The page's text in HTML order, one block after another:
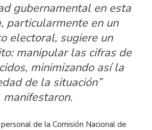
gubernamental en esta
particularmente en un
electoral, sugiere un
manipular las cifras de
minimizando así la
de la situación”
manifestaron.
de la Comisión Nacional de